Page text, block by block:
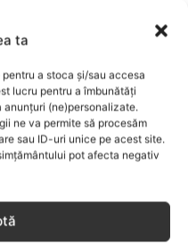
ta
a stoca și/sau accesa
lucru pentru a îmbunătăți
anunțuri (ne)personalizate.
ne va permite să procesăm
sau ID-uri unice pe acest site.
pot afecta negativ
fără iritații: cum alegi
pentru copilul tău
714
634
436